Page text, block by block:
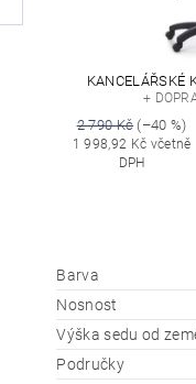
KANCELÁŘSKÉ
+
2 790 Kč(–40 %)
1 998,92 Kč včetně
DPH
Barva
Nosnost
Výška sedu od
Područky